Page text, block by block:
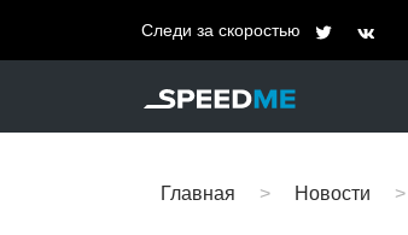
Следи за скоростью
Главная Новости